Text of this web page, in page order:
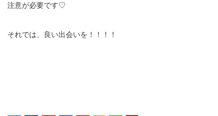
注意が必要です♡
それでは、良い出会いを！！！！